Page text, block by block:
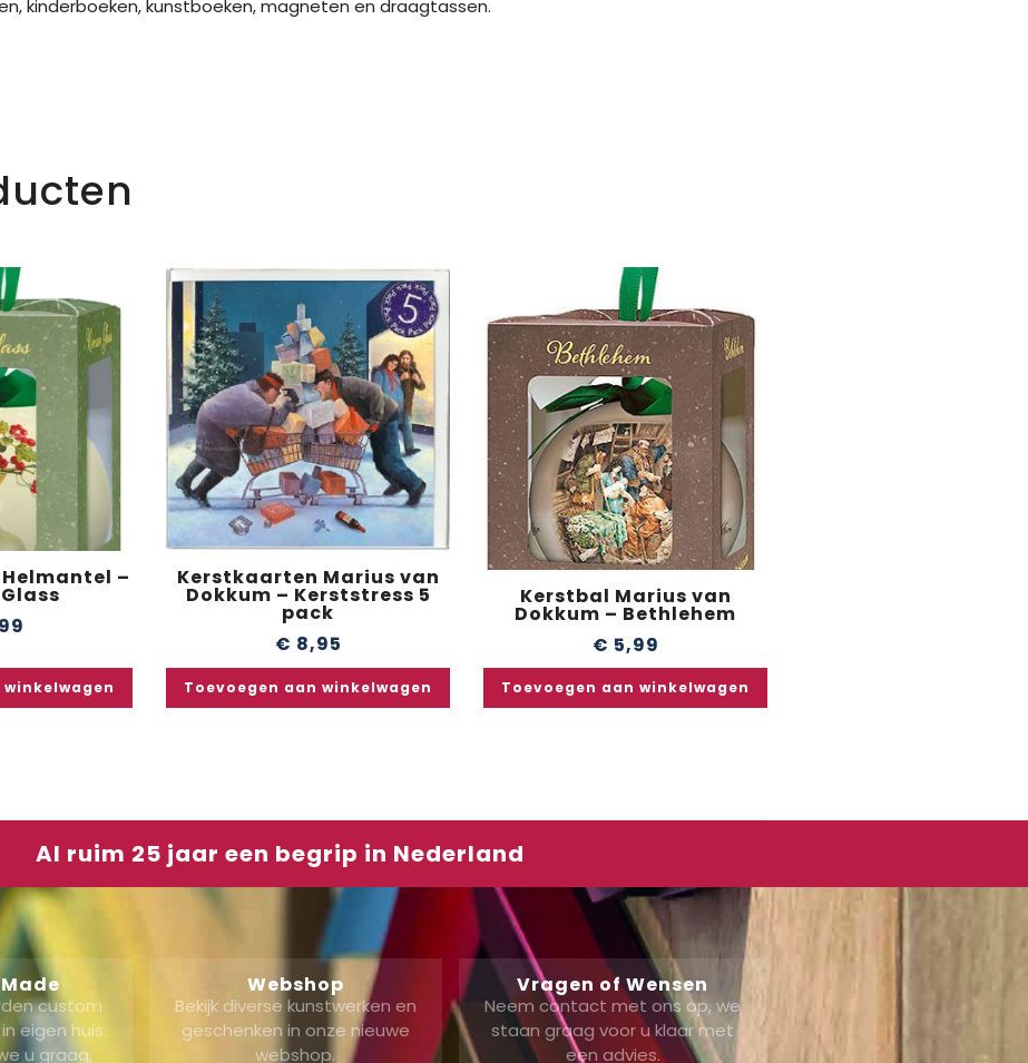
kinderboeken, kunstboeken, magneten en draagtassen.
– Kerstkaarten Marius van
Dokkum – Kerststress 5
pack
€ 8,95
Toevoegen aan winkelwagen
Kerstbal Marius van
Dokkum – Bethlehem
€ 5,99
Toevoegen aan winkelwagen
Al ruim 25 jaar een begrip in Nederland
custom
eigen huis.
u graag,
Webshop
Bekijk diverse kunstwerken en
geschenken in onze nieuwe
webshop.
Vragen of Wensen
Neem contact met ons op, we
staan graag voor u klaar met
een advies.